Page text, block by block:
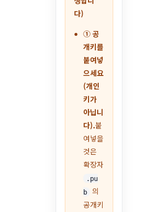
다)
① 공
개키를
붙여넣
으세요
(개인
키가
아닙니
다).붙
여넣을
것은
확장자
.pu
b
의
공개키